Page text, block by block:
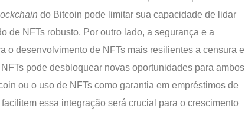
do Bitcoin pode limitar sua capacidade de lidar
de NFTs robusto. Por outro lado, a segurança e a
o desenvolvimento de NFTs mais resilientes a censura e
pode desbloquear novas oportunidades para ambos
ou o uso de NFTs como garantia em empréstimos de
essa integração será crucial para o crescimento